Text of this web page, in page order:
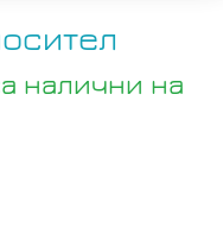
налични на